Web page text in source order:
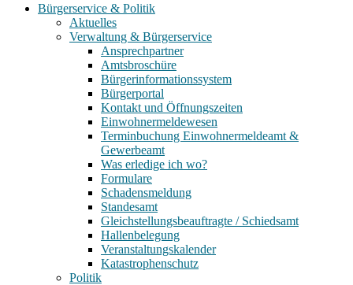
Bürgerservice & Politik
Aktuelles
Verwaltung & Bürgerservice
Ansprechpartner
Amtsbroschüre
Bürgerinformationssystem
Bürgerportal
Kontakt und Öffnungszeiten
Einwohnermeldewesen
Terminbuchung Einwohnermeldeamt &
Gewerbeamt
Was erledige ich wo?
Formulare
Schadensmeldung
Standesamt
Gleichstellungsbeauftragte / Schiedsamt
Hallenbelegung
Veranstaltungskalender
Katastrophenschutz
Politik